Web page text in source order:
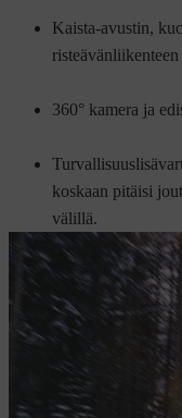
Kaista-avustin,
360° kamera ja
koskaan pitäisi
välillä.